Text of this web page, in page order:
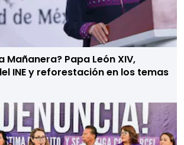
Mañanera? Papa León XIV,
INE y reforestación en los temas